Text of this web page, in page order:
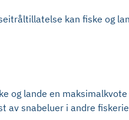
kan fiske og
og lande en
av snabeluer i andre